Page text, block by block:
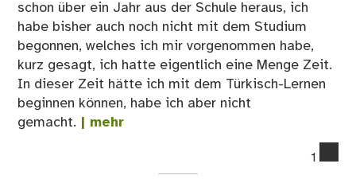
schon über ein Jahr aus der Schule heraus, ich
habe bisher auch noch nicht mit dem Studium
begonnen, welches ich mir vorgenommen habe,
kurz gesagt, ich hatte eigentlich eine Menge Zeit.
In dieser Zeit hätte ich mit dem Türkisch-Lernen
beginnen können, habe ich aber nicht
gemacht. | mehr
1